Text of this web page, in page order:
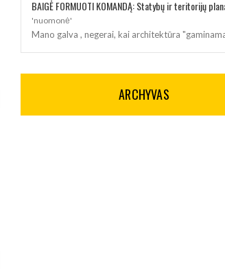
'nuomonė'
Mano galva , negerai, kai architektūra
ARCHYVAS